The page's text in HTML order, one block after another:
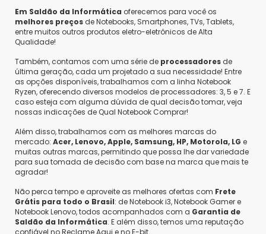
Recertificado ou Revisados. O que significa
isso? Recertificados, são produtos que saíram
da fábrica para o varejo, porém retornaram
pode ter sido um lote que saiu de linha ou
quaisquer outras negociações que os varejistas
fazem com os fabricantes. Revisados, são
produtos que compramos de nossos clientes.
No Saldão da Informática fazemos uma análise
garantir que se encontram em condições de
uso. Classificamos esteticamente os produtos
em Ouro, Prata e Bronze. - Ouro: O produto
um produto novo. - Prata: O produto prata é
similar ao Ouro, porém pode conter mínimos
riscos em sua carcaça. Normalmente, mas não
em todos os casos. - Bronze: O produto bronze
Em Saldão da Informática oferecemos para você os
melhores preços de Notebooks, Smartphones, TVs, Tablets,
entre muitos outros produtos eletro-eletrônicos de Alta
Qualidade!
Também, contamos com uma série de processadores de
última geração, cada um projetado a sua necessidade! Entre
as opções disponíveis, trabalhamos com a linha Notebook
Ryzen, oferecendo diversos modelos de processadores: 3, 5 e 7. E
caso esteja com alguma dúvida de qual decisão tomar, veja
nossas indicações de Qual Notebook Comprar!
Além disso, trabalhamos com as melhores marcas do
mercado: Acer, Lenovo, Apple, Samsung, HP, Motorola, LG e
muitas outras marcas, permitindo que possa lhe dar variedade
para sua tomada de decisão com base na marca que mais te
agradar!
Não perca tempo e aproveite as melhores ofertas com Frete
Grátis para todo o Brasil: de Notebook i3, Notebook Gamer e
Notebook Lenovo, todos acompanhados com a Garantia de
Saldão da Informática. E além disso, temos uma reputação
confiável no Reclame Aqui e no E-bit.